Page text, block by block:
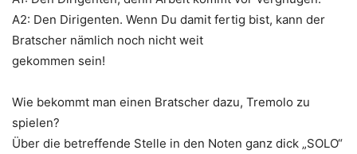
A2: Den Dirigenten. Wenn Du damit fertig bist, kann der
Bratscher nämlich noch nicht weit
gekommen sein!
Wie bekommt man einen Bratscher dazu, Tremolo zu
spielen?
Über die betreffende Stelle in den Noten ganz dick „SOLO“